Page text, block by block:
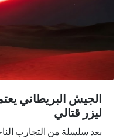
الجيش البريطاني
ليزر قتالي
بعد سلسلة من التجارب